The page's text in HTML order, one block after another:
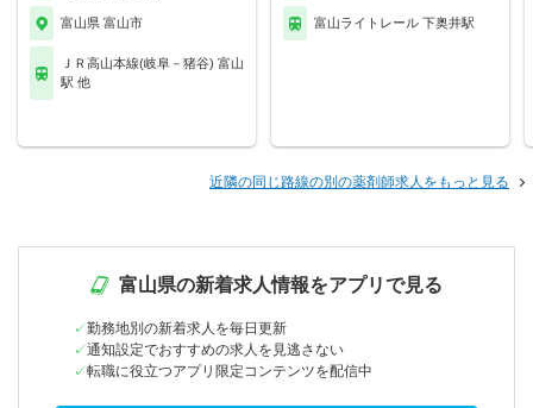
富山県 富山市
ＪＲ高山本線(岐阜－猪谷) 富山
駅 他
富山ライトレール 下奥井駅
近隣の同じ路線の別の薬剤師求人をもっと見る
富山県の新着求人情報をアプリで見る
勤務地別の新着求人を毎日更新
通知設定でおすすめの求人を見逃さない
転職に役立つアプリ限定コンテンツを配信中